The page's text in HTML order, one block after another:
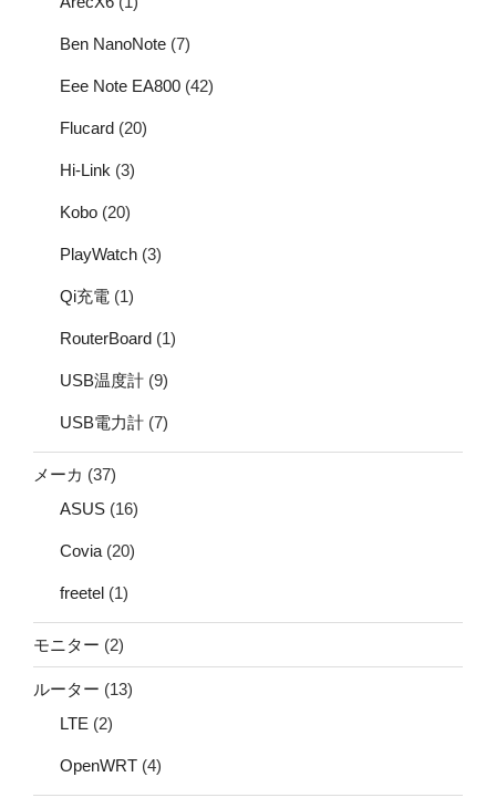
Ben NanoNote (7)
Eee Note EA800 (42)
Flucard (20)
Hi-Link (3)
Kobo (20)
PlayWatch (3)
Qi充電 (1)
RouterBoard (1)
USB温度計 (9)
USB電力計 (7)
メーカ (37)
ASUS (16)
Covia (20)
freetel (1)
モニター (2)
ルーター (13)
LTE (2)
OpenWRT (4)